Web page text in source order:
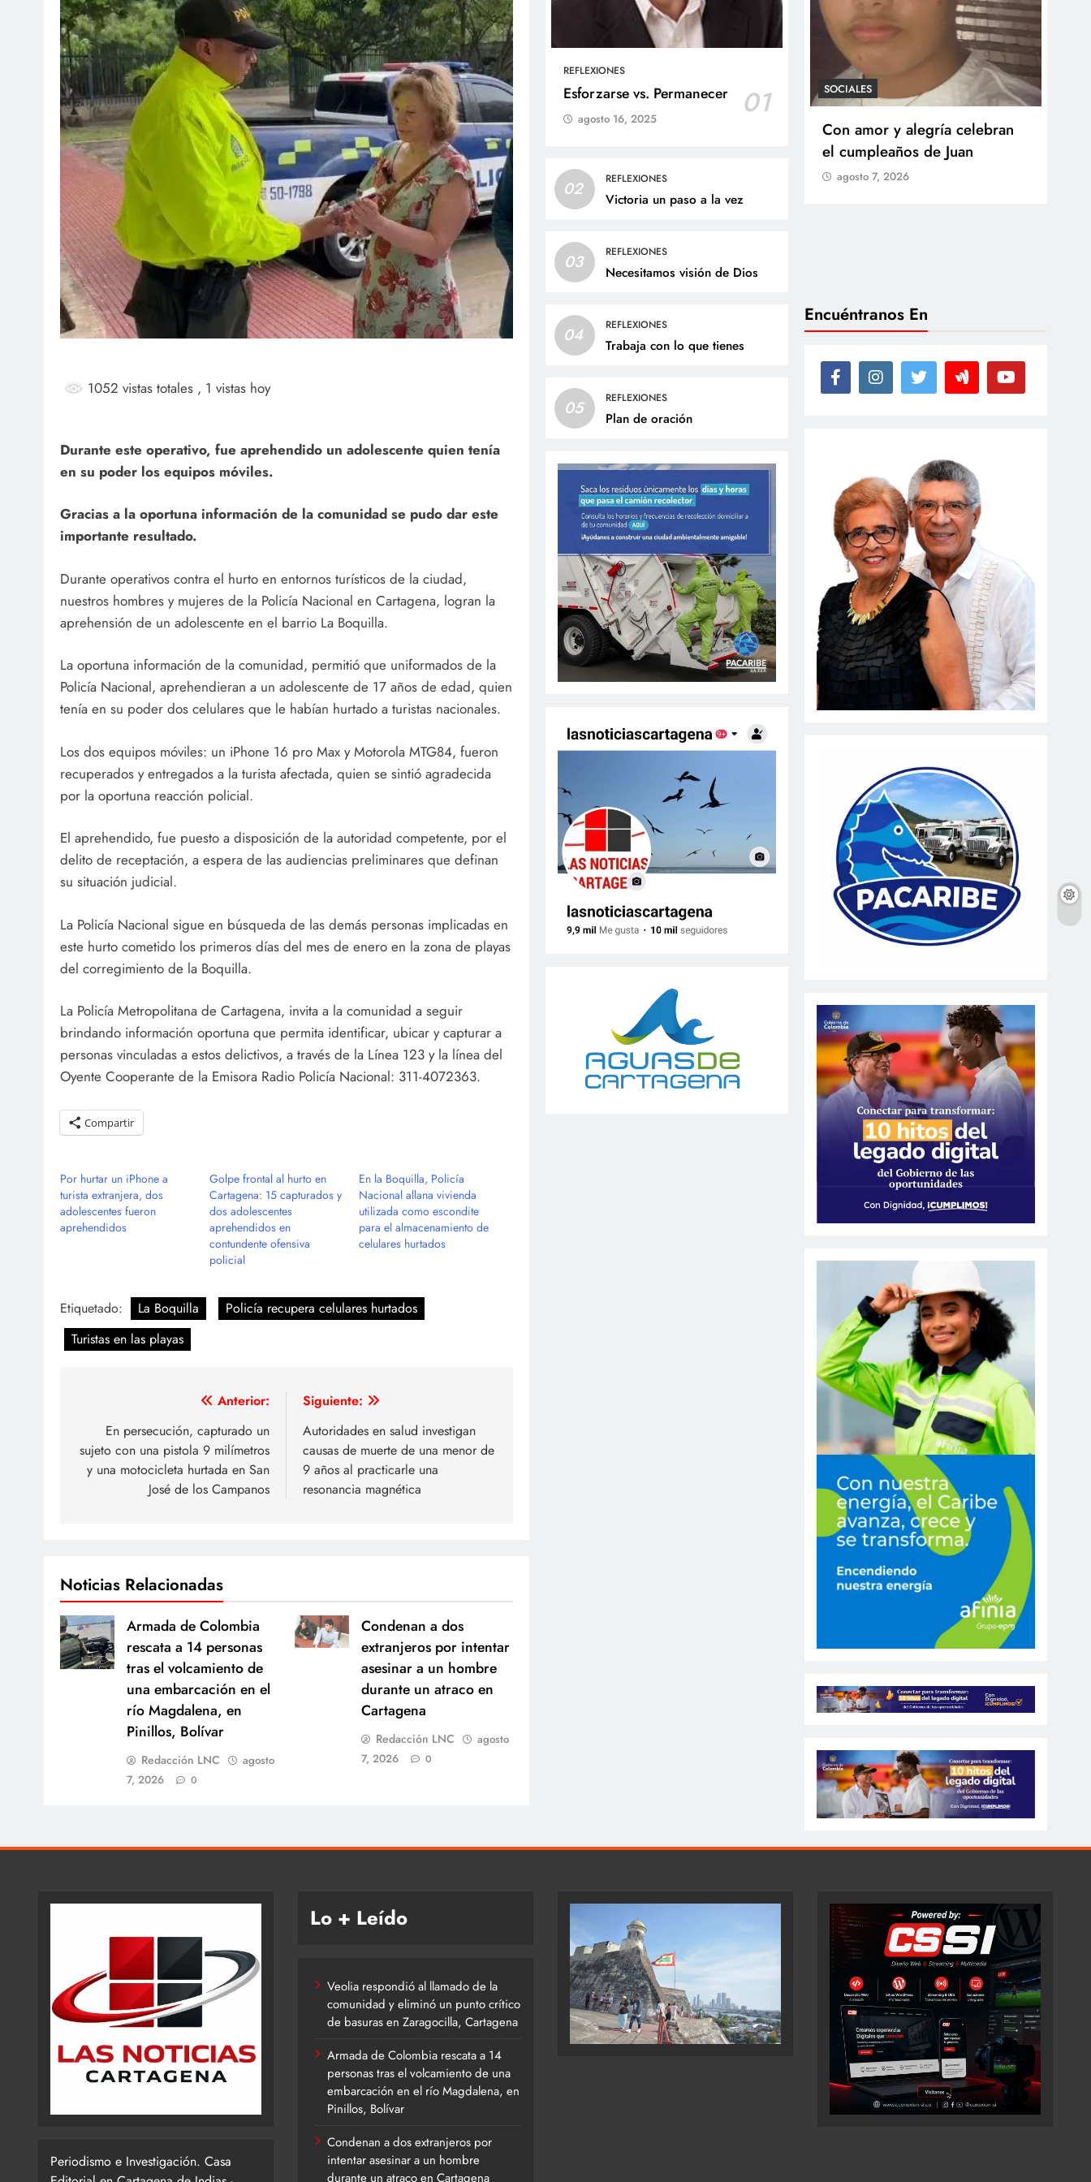
REFLEXIONES
Esforzarse vs. Permanecer 01
agosto 16, 2025
02 REFLEXIONES
Victoria un paso a la vez
03 REFLEXIONES
Necesitamos visión de Dios
04 REFLEXIONES
Trabaja con lo que tienes
05 REFLEXIONES
Plan de oración
1052 vistas totales , 1 vistas hoy
Durante este operativo, fue aprehendido un adolescente quien tenía
en su poder los equipos móviles.
Gracias a la oportuna información de la comunidad se pudo dar este
importante resultado.
Durante operativos contra el hurto en entornos turísticos de la ciudad,
nuestros hombres y mujeres de la Policía Nacional en Cartagena, logran la
aprehensión de un adolescente en el barrio La Boquilla.
La oportuna información de la comunidad, permitió que uniformados de la
Policía Nacional, aprehendieran a un adolescente de 17 años de edad, quien
tenía en su poder dos celulares que le habían hurtado a turistas nacionales.
Los dos equipos móviles: un iPhone 16 pro Max y Motorola MTG84, fueron
recuperados y entregados a la turista afectada, quien se sintió agradecida
por la oportuna reacción policial.
El aprehendido, fue puesto a disposición de la autoridad competente, por el
delito de receptación, a espera de las audiencias preliminares que definan
su situación judicial.
La Policía Nacional sigue en búsqueda de las demás personas implicadas en
este hurto cometido los primeros días del mes de enero en la zona de playas
del corregimiento de la Boquilla.
La Policía Metropolitana de Cartagena, invita a la comunidad a seguir
brindando información oportuna que permita identificar, ubicar y capturar a
personas vinculadas a estos delictivos, a través de la Línea 123 y la línea del
Oyente Cooperante de la Emisora Radio Policía Nacional: 311-4072363.
Compartir
Por hurtar un iPhone a
turista extranjera, dos
adolescentes fueron
aprehendidos
Golpe frontal al hurto en
Cartagena: 15 capturados y
dos adolescentes
aprehendidos en
contundente ofensiva
policial
En la Boquilla, Policía
Nacional allana vivienda
utilizada como escondite
para el almacenamiento de
celulares hurtados
Etiquetado: La Boquilla
Policía recupera celulares hurtados
Turistas en las playas
entradas
Anterior:
En persecución, capturado un
sujeto con una pistola 9 milímetros
y una motocicleta hurtada en San
José de los Campanos
Siguiente:
Autoridades en salud investigan
causas de muerte de una menor de
9 años al practicarle una
resonancia magnética
Noticias Relacionadas
Armada de Colombia
rescata a 14 personas
tras el volcamiento de
una embarcación en el
río Magdalena, en
Pinillos, Bolívar
Redacción LNC
agosto
7, 2026
0
Condenan a dos
extranjeros por intentar
asesinar a un hombre
durante un atraco en
Cartagena
Redacción LNC
agosto
7, 2026
0
SOCIALES
¡Feliz cumpleaños para doña
Marta Luz López!
agosto 7, 2026
SOCIALES
Jaime Andrés Bejarano Castillo
bautismo este domingo
agosto 7, 2026
SOCIALES
Con amor y alegría celebran
el cumpleaños de Juan
agosto 7, 2026
Encuéntranos En
Periodismo e Investigación. Casa
Lo + Leído
Veolia respondió al llamado de la
comunidad y eliminó un punto crítico
de basuras en Zaragocilla, Cartagena
Armada de Colombia rescata a 14
personas tras el volcamiento de una
embarcación en el río Magdalena, en
Pinillos, Bolívar
Condenan a dos extranjeros por
intentar asesinar a un hombre
durante un atraco en Cartagena